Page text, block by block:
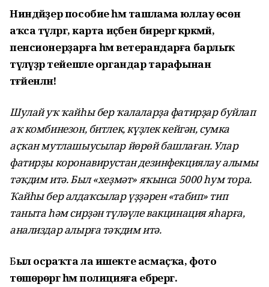
Ниндәйҙер пособие һәм ташлама юллау өсөн
аҡса түләргә, карта иҫәбен бирергә кәрәкмәй,
пенсионерҙарға һәм ветерандарға барлыҡ
түләүҙәр тейешле органдар тарафынан
тәғәйенләнә!
Шулай уҡ ҡайһы бер ҡалаларҙа фатирҙар буйлап
аҡ комбинезон, битлек, күҙлек кейгән, сумка
аҫҡан мутлашыусылар йөрөй башлаған. Улар
фатирҙы коронавирустан дезинфекциялау алымы
тәҡдим итә. Был «хеҙмәт» яҡынса 5000 һум тора.
Ҡайһы бер алдаҡсылар үҙҙәрен «табип» тип
таныта һәм сирҙән түләүле вакцинация яһарға,
анализдар алырға тәҡдим итә.
Был осраҡта ла ишекте асмаҫҡа, фото
төшөрөргә һәм полицияға ебәрергә.